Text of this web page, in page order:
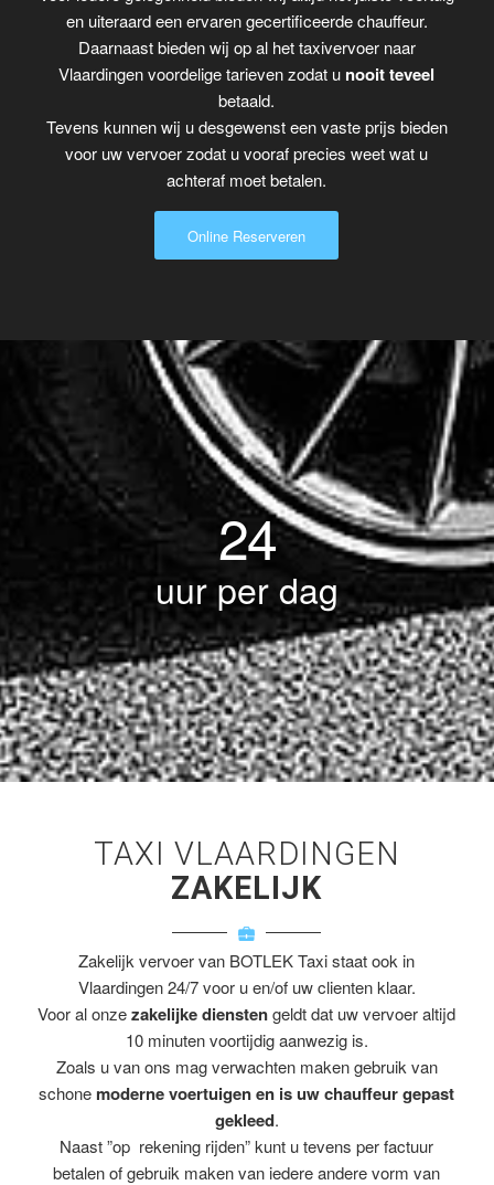
en uiteraard een ervaren gecertificeerde chauffeur.
Daarnaast bieden wij op al het taxivervoer naar
Vlaardingen voordelige tarieven zodat u nooit teveel
betaald.
Tevens kunnen wij u desgewenst een vaste prijs bieden
voor uw vervoer zodat u vooraf precies weet wat u
achteraf moet betalen.
Online Reserveren
24
uur per dag
TAXI VLAARDINGEN
ZAKELIJK
Zakelijk vervoer van BOTLEK Taxi staat ook in
Vlaardingen 24/7 voor u en/of uw clienten klaar.
Voor al onzezakelijke dienstengeldt dat uw vervoer altijd
10 minuten voortijdig aanwezig is.
Zoals u van ons mag verwachten maken gebruik van
schone moderne voertuigen en is uw chauffeur gepast
gekleed.
Naast ”op rekening rijden” kunt u tevens per factuur
betalen of gebruik maken van iedere andere vorm van